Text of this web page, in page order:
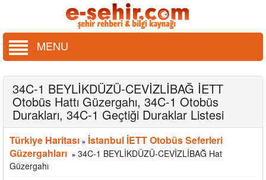
MENU
34C-1 BEYLİKDÜZÜ-CEVİZLİBAĞ İETT
Otobüs Hattı Güzergahı, 34C-1 Otobüs
Durakları, 34C-1 Geçtiği Duraklar Listesi
Türkiye Haritası » İstanbul İETT Otobüs Seferleri
Güzergahları » 34C-1 BEYLİKDÜZÜ-CEVİZLİBAĞ Hat
Güzergahı